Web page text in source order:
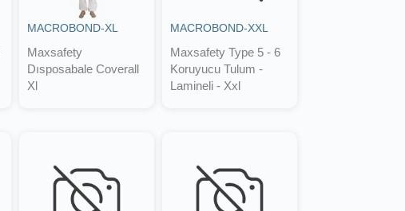
MACROBOND-XL
Maxsafety
Dısposabale Coverall
Xl
MACROBOND-XXL
Maxsafety Type 5 - 6
Koruyucu Tulum -
Lamineli - Xxl